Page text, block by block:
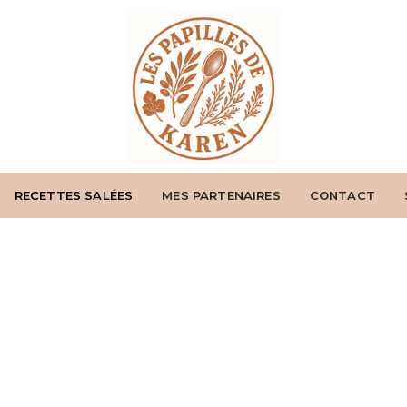
RECETTES SALÉES MES PARTENAIRES CONTACT